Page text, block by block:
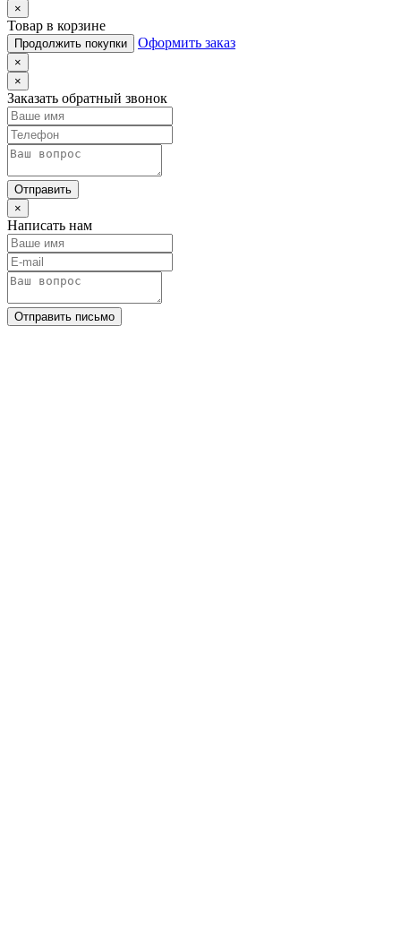
×
Товар в корзине
Продолжить покупки Оформить заказ
×
×
Заказать обратный звонок
Отправить
×
Написать нам
Отправить письмо